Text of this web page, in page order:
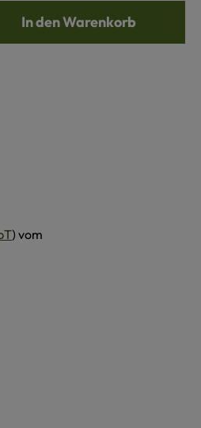
den gewünschten
In den Warenkorb
) vom